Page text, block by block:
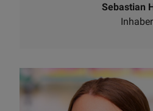
Sebastian
Inhaber